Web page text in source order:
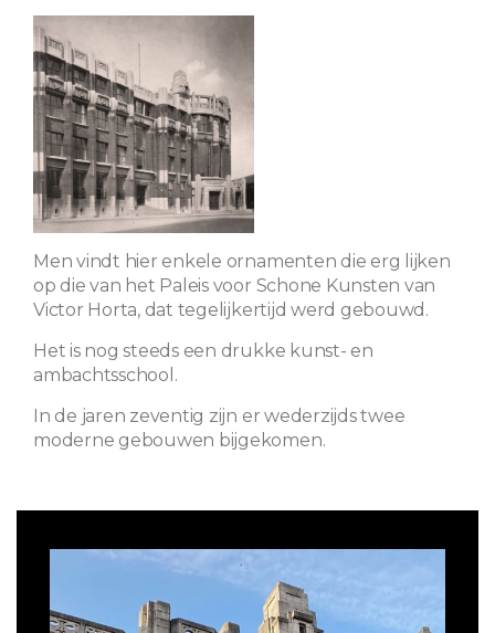
Men vindt hier enkele ornamenten die erg lijken
op die van het Paleis voor Schone Kunsten van
Victor Horta, dat tegelijkertijd werd gebouwd.
Het is nog steeds een drukke kunst- en
ambachtsschool.
In de jaren zeventig zijn er wederzijds twee
moderne gebouwen bijgekomen.